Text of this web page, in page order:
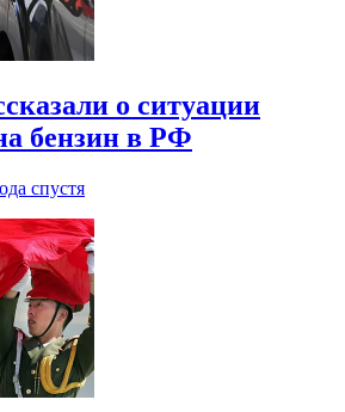
о ситуации
бензин в РФ
спустя